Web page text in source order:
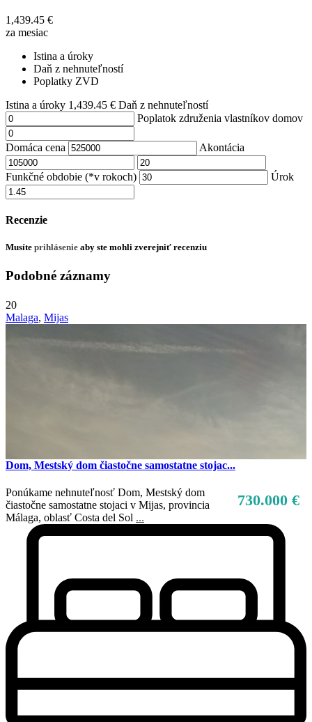
1,439.45 €
za mesiac
Istina a úroky
Daň z nehnuteľností
Poplatky ZVD
Istina a úroky 1,439.45 € Daň z nehnuteľností
Poplatok združenia vlastníkov domov
Domáca cena Akontácia
Funkčné obdobie (*v rokoch) Úrok
Recenzie
Musíte prihlásenie aby ste mohli zverejniť recenziu
Podobné záznamy
20
Malaga, Mijas
Dom, Mestský dom čiastočne samostatne stojac...
730.000 €
Ponúkame nehnuteľnosť Dom, Mestský dom
čiastočne samostatne stojaci v Mijas, provincia
Málaga, oblasť Costa del Sol ...